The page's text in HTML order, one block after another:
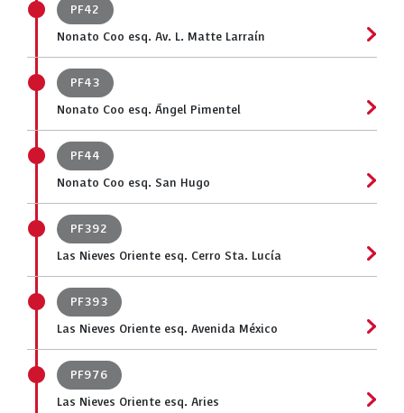
PF42
Nonato Coo esq. Av. L. Matte Larraín
PF43
Nonato Coo esq. Ángel Pimentel
PF44
Nonato Coo esq. San Hugo
PF392
Las Nieves Oriente esq. Cerro Sta. Lucía
PF393
Las Nieves Oriente esq. Avenida México
PF976
Las Nieves Oriente esq. Aries